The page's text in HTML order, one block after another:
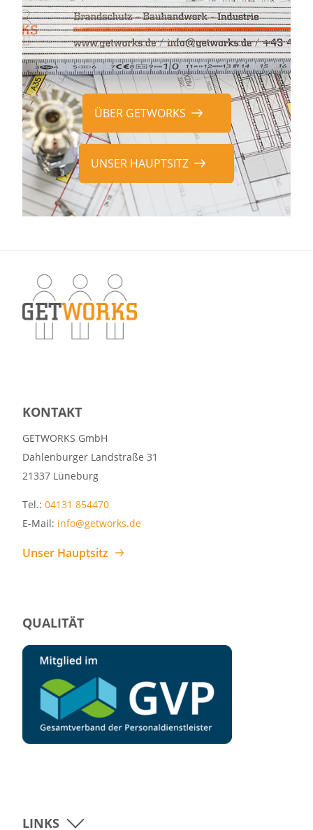
ÜBER GETWORKS
UNSER HAUPTSITZ
KONTAKT
GETWORKS GmbH
Dahlenburger Landstraße 31
21337 Lüneburg
Tel.: 04131 854470
E-Mail: info@getworks.de
Unser Hauptsitz
QUALITÄT
LINKS